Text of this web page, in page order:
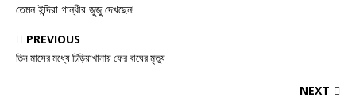
তেমন ইন্দিরা গান্ধীর জুজু দেখছেন!
PREVIOUS
তিন মাসের মধ্যে চিড়িয়াখানায় ফের বাঘের মৃত্যু
NEXT